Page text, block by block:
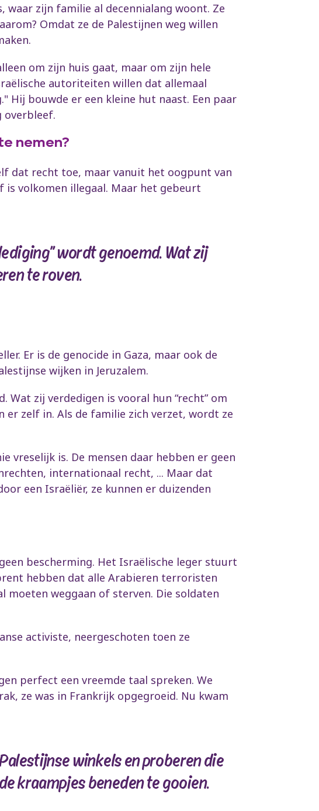
zijn familie al decennialang woont. Ze
Omdat ze de Palestijnen weg willen
om zijn huis gaat, maar om zijn hele
autoriteiten willen dat allemaal
Hij bouwde er een kleine hut naast. Een paar
overbleef.
nemen?
dat recht toe, maar vanuit het oogpunt van
volkomen illegaal. Maar het gebeurt
wordt genoemd. Wat zij
te roven.
Er is de genocide in Gaza, maar ook de
wijken in Jeruzalem.
Wat zij verdedigen is vooral hun “recht” om
er zelf in. Als de familie zich verzet, wordt ze
vreselijk is. De mensen daar hebben er geen
internationaal recht, ... Maar dat
een Israëliër, ze kunnen er duizenden
bescherming. Het Israëlische leger stuurt
hebben dat alle Arabieren terroristen
moeten weggaan of sterven. Die soldaten
activiste, neergeschoten toen ze
perfect een vreemde taal spreken. We
ze was in Frankrijk opgegroeid. Nu kwam
winkels en proberen die
kraampjes beneden te gooien.